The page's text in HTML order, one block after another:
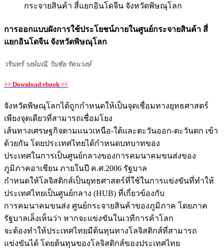
กระจายสินค้า สี่แยกอินโดจีน จังหวัดพิษณุโลก
การออกแบบผังการใช้ประโยชน์ภายในศูนย์กระจายสินค้า สี่
แยกอินโดจีน จังหวัดพิษณุโลก
วรินทร์ วงษ์มณี, วันชัย รัตนวงษ์
>> Download ebook <<
จังหวัดพิษณุโลกได้ถูกกำหนดให้เป็นจุดเชื่อมทางยุทธศาสตร์
เพียงจุดเดียวที่สามารถเชื่อมโยง
เส้นทางเศรษฐกิจตามแนวเหนือ-ใต้และตะวันออก-ตะวันตก เข้า
ด้วยกัน โดยประเทศไทยได้กำหนดบทบาทของ
ประเทศในการเป็นศูนย์กลางของการคมนาคมขนส่งของ
ภูมิภาคอาเชียน ภายในปี ค.ศ.2006 รัฐบาล
กำหนดให้โลจิสติกส์เป็นยุทธศาสตร์ที่ใช้ในการแข่งขันที่ทำให้
ประเทศไทยเป็นศูนย์กลาง (HUB) ที่เกี่ยวข้องกับ
การคมนาคมขนส่ง ศูนย์กระจายสินค้าของภูมิภาค โดยภาค
รัฐบาลเล็งเห็นว่า หากจะแข่งขันในเวทีการค้าโลก
จะต้องทำให้ประเทศไทยมีต้นทุนทางโลจิสติกส์ที่สามารถ
แข่งขันได้ โดยต้นทุนของโลจิสติกส์ของประเทศไทย